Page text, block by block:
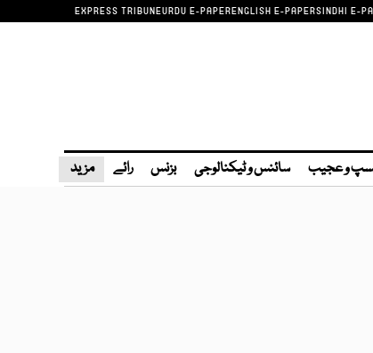
EXPRESS TRIBUNEURDU E-PAPERENGLISH E-PAPERSINDHI E-
و عجیب سائنس و ٹیکنالوجی بزنس رائے مزید